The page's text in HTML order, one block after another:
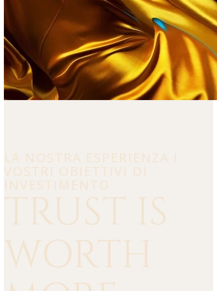
LA NOSTRA ESPERIENZA I
VOSTRI OBIETTIVI DI
INVESTIMENTO
TRUST IS
WORTH